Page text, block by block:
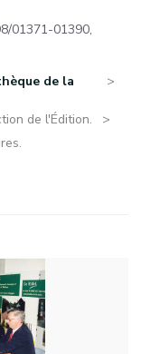
01371-01390,
de la
de l'Édition.